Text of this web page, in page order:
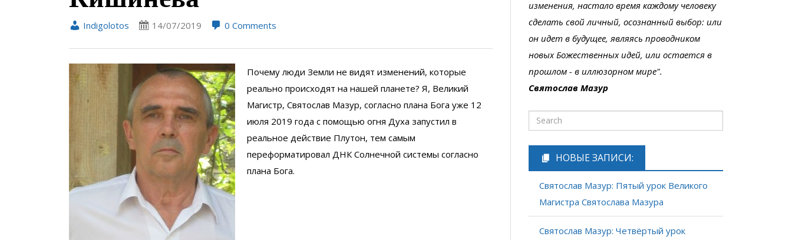
Indigolotos 14/07/2019 0 Comments
Почему люди Земли не видят изменений, которые
реально происходят на нашей планете? Я, Великий
Магистр, Святослав Мазур, согласно плана Бога уже 12
июля 2019 года с помощью огня Духа запустил в
реальное действие Плутон, тем самым
переформатировал ДНК Солнечной системы согласно
плана Бога.
изменения, настало время каждому человеку
сделать свой личный, осознанный выбор: или
он идет в будущее, являясь проводником
новых Божественных идей, или остается в
прошлом - в иллюзорном мире".
Святослав Мазур
НОВЫЕ ЗАПИСИ:
Святослав Мазур: Пятый урок Великого
Магистра Святослава Мазура
Святослав Мазур: Четвёртый урок